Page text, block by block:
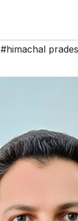
#himachal